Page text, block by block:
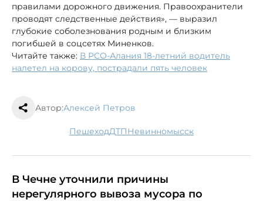
правилами дорожного движения. Правоохранители
проводят следственные действия», — выразил
глубокие соболезнования родным и близким
погибшей в соцсетях Миненков.
Читайте также: В РСО-Алания 18-летний водитель
налетел на корову, пострадали пять человек
Автор:Алексей Петров
пешеход ДТП Невинномысск
В Чечне уточнили причины
нерегулярного вывоза мусора по